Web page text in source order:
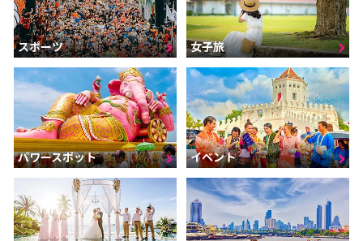
スポーツ 女子旅
パワースポット イベント